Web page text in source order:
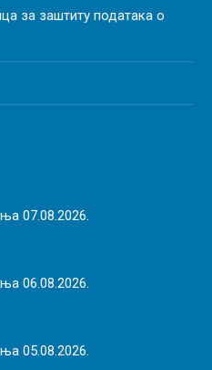
за заштиту података о
07.08.2026.
06.08.2026.
05.08.2026.